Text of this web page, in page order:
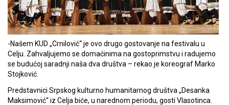
-Našem KUD „Crnilović“ je ovo drugo gostovanje na festivalu u
Celju. Zahvaljujemo se domaćinima na gostoprimstvu i radujemo
se budućoj saradnji naša dva društva – rekao je koreograf Marko
Stojković.
Predstavnici Srpskog kulturno humanitarnog društva „Desanka
Maksimović“ iz Celja biće, u narednom periodu, gosti Vlasotinca.